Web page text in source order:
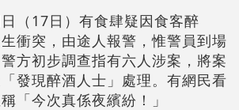
（17日）有食肆疑因食客醉
衝突，由途人報警，惟警員到場
方初步調查指有六人涉案，將案
發現醉酒人士」處理。有網民看
「今次真係夜繽紛！」